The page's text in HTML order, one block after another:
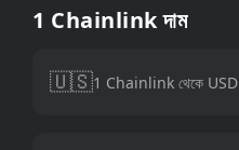
1 Chainlink দাম
🇺🇸1 Chainlink থেকে USD